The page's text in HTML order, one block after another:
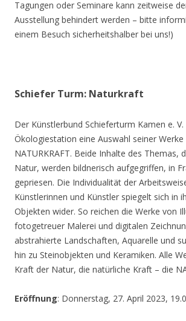
Tagungen oder Seminare kann zeitweise
Ausstellung behindert werden – bitte
einem Besuch sicherheitshalber bei uns!)
Schiefer Turm: Naturkraft
Der Künstlerbund Schieferturm Kamen e.
Ökologiestation eine Auswahl seiner
NATURKRAFT. Beide Inhalte des Themas,
Natur, werden bildnerisch aufgegriffen, in
gepriesen. Die Individualität der
Künstlerinnen und Künstler spiegelt sich in
Objekten wider. So reichen die Werke von
fotogetreuer Malerei und digitalen
abstrahierte Landschaften, Aquarelle und
hin zu Steinobjekten und Keramiken. Alle
Kraft der Natur, die natürliche Kraft – die
Eröffnung: Donnerstag, 27. April 2023,